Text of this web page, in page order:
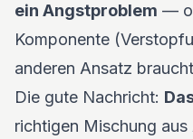
ein Angstproblem —
Komponente
anderen Ansatz
Die gute Nachricht:
richtigen Mischung